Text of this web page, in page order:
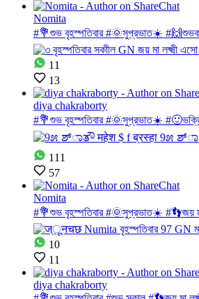
Nomita
#💐শুভ বৃহস্পতিবার #🌞সুপ্রভাত☀️
11
13
diya chakraborty
#💐শুভ বৃহস্পতিবার #🌞সুপ্রভাত☀️
111
57
Nomita
#💐শুভ বৃহস্পতিবার #🌞সুপ্রভাত☀️ #👣জয়
10
11
diya chakraborty